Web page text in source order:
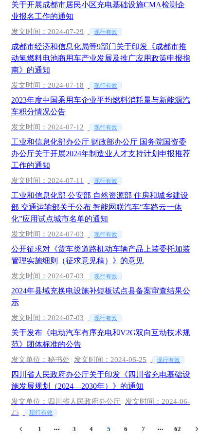
关于开展成都市居民小区充电基础设施CMA检测企
业报名工作的通知
发文时间：2024-07-29 现行有效
成都市经济和信息化局等9部门关于印发《成都市推
动氢燃料电池商用车产业发展及推广应用政策申报指
南》的通知
发文时间：2024-07-18 现行有效
2023年度中国乘用车企业平均燃料消耗量与新能源汽
车积分情况公告
发文时间：2024-07-12 现行有效
工业和信息化部办公厅 财政部办公厅 国务院国资委
办公厅关于开展2024年制造业人才支持计划申报推荐
工作的通知
发文时间：2024-07-11 现行有效
工业和信息化部 公安部 自然资源部 住房和城乡建设
部 交通运输部关于公布 智能网联汽车“车路云一体
化”应用试点城市名单的通知
发文时间：2024-07-03 现行有效
公开征求对《货车类道路机动车辆产品上装委托加装
管理实施细则（征求意见稿）》的意见
发文时间：2024-07-03 现行有效
2024年县域充换电设施补短板试点县备案审查结果公
示
发文时间：2024-07-03 现行有效
关于发布《电动汽车有序充电和V2G双向互动技术规
范》团体标准的公告
发文单位：秘书处 | 发文时间：2024-06-25 现行有效
四川省人民政府办公厅关于印发《四川省充电基础设
施发展规划（2024—2030年）》的通知
发文单位：四川省人民政府办公厅 | 发文时间：2024-06-
25
现行有效
1 3 4 5 6 7 62